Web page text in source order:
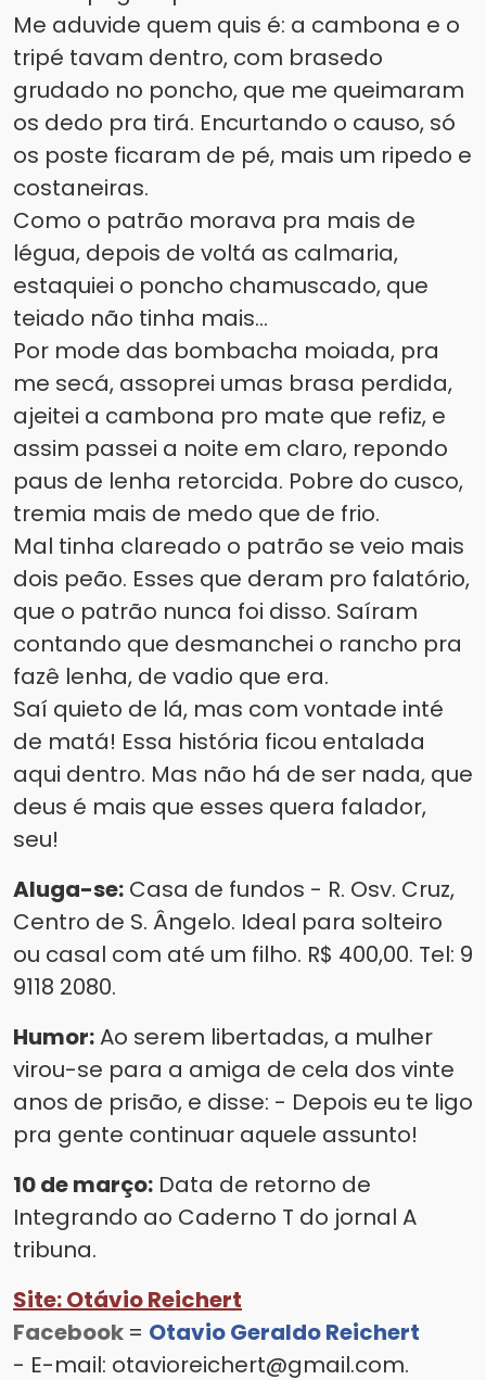
Me aduvide quem quis é: a cambona e o
tripé tavam dentro, com brasedo
grudado no poncho, que me queimaram
os dedo pra tirá. Encurtando o causo, só
os poste ficaram de pé, mais um ripedo e
costaneiras.
Como o patrão morava pra mais de
légua, depois de voltá as calmaria,
estaquiei o poncho chamuscado, que
teiado não tinha mais...
Por mode das bombacha moiada, pra
me secá, assoprei umas brasa perdida,
ajeitei a cambona pro mate que refiz, e
assim passei a noite em claro, repondo
paus de lenha retorcida. Pobre do cusco,
tremia mais de medo que de frio.
Mal tinha clareado o patrão se veio mais
dois peão. Esses que deram pro falatório,
que o patrão nunca foi disso. Saíram
contando que desmanchei o rancho pra
fazê lenha, de vadio que era.
Saí quieto de lá, mas com vontade inté
de matá! Essa história ficou entalada
aqui dentro. Mas não há de ser nada, que
deus é mais que esses quera falador,
seu!
Aluga-se: Casa de fundos - R. Osv. Cruz,
Centro de S. Ângelo. Ideal para solteiro
ou casal com até um filho. R$ 400,00. Tel: 9
9118 2080.
Humor:Ao serem libertadas, a mulher
virou-se para a amiga de cela dos vinte
anos de prisão, e disse: - Depois eu te ligo
pra gente continuar aquele assunto!
10 de março: Data de retorno de
Integrando ao Caderno T do jornal A
tribuna.
Site: Otávio Reichert
Facebook = Otavio Geraldo Reichert
- E-mail: otavioreichert@gmail.com.